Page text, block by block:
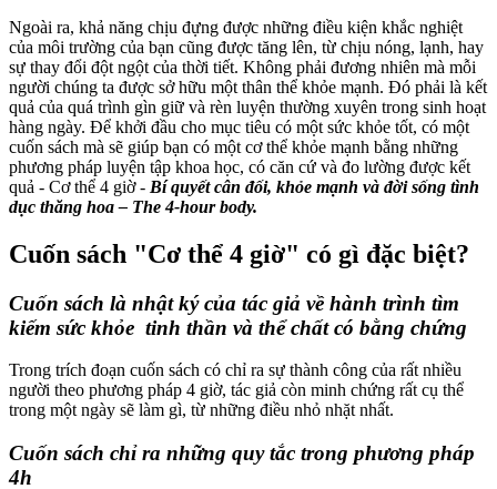
Ngoài ra, khả năng chịu đựng được những điều kiện khắc nghiệt
của môi trường của bạn cũng được tăng lên, từ chịu nóng, lạnh, hay
sự thay đổi đột ngột của thời tiết. Không phải đương nhiên mà mỗi
người chúng ta được sở hữu một thân thể khỏe mạnh. Đó phải là kết
quả của quá trình gìn giữ và rèn luyện thường xuyên trong sinh hoạt
hàng ngày. Để khởi đầu cho mục tiêu có một sức khỏe tốt, có một
cuốn sách mà sẽ giúp bạn có một cơ thể khỏe mạnh bằng những
phương pháp luyện tập khoa học, có căn cứ và đo lường được kết
quả - Cơ thể 4 giờ - Bí quyết cân đối, khỏe mạnh và đời sống tình
dục thăng hoa – The 4-hour body.
Cuốn sách "Cơ thể 4 giờ" có gì đặc biệt?
Cuốn sách là nhật ký của tác giả về hành trình tìm
kiếm sức khỏe tinh thần và thể chất có bằng chứng
Trong trích đoạn cuốn sách có chỉ ra sự thành công của rất nhiều
người theo phương pháp 4 giờ, tác giả còn minh chứng rất cụ thể
trong một ngày sẽ làm gì, từ những điều nhỏ nhặt nhất.
Cuốn sách chỉ ra những quy tắc trong phương pháp
4h